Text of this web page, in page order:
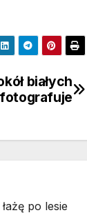
białych
fotografuje
po lesie